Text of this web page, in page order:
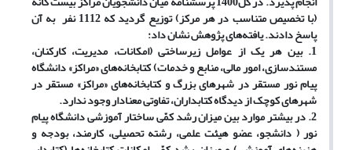
(با تخصیص متناسب در هر مرکز) توزیع گردید که 1112 نفر به آن
پاسخ دادند. یافته‌های پژوهش نشان داد:
1. بین هر یک از عوامل زیرساختی (امکانات، مدیریت، کارکنان،
مستندسازی، امور مالی، منابع و خدمات) کتابخانه‌های«مراکز»دانشگاه
پیام نور مستقر در شهرهای بزرگ و کتابخانه‌های«مراکز»مستقر در
شهرهای کوچک از دیدگاه کتابداران، تفاوتیمعنادار وجود ندارد.
2. در بیشتر موارد بین میزان رشد کمّی ساختار آموزشی دانشگاه پیام
نور ( دانشجو، عضو هیئت علمی، رشته تحصیلی، کارمند، بودجه و